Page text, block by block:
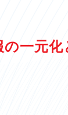
一元化